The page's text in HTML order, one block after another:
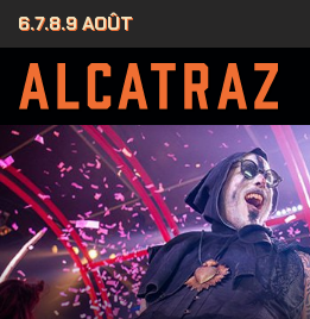
6.7.8.9 AOÛT